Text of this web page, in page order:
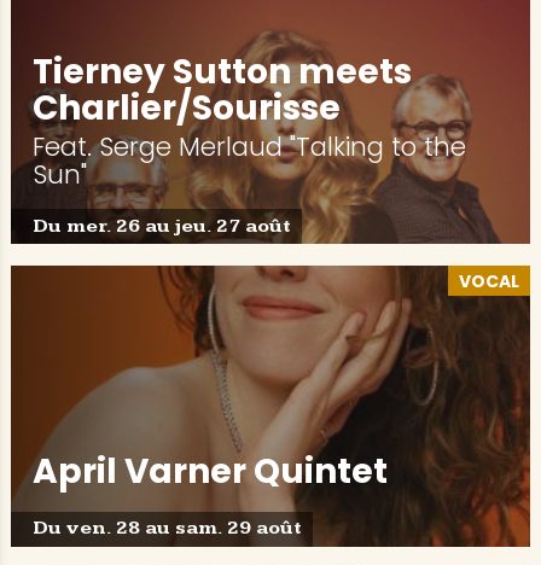
Tierney Sutton meets
Charlier/Sourisse
Feat. Serge Merlaud "Talking to the
Sun"
Du mer. 26 au jeu. 27 août
VOCAL
April Varner Quintet
Du ven. 28 au sam. 29 août